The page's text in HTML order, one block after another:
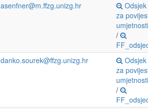
asenfner@m.ffzg.unizg.hr
Odsjek
za
umjetnosti
/
danko.sourek@ffzg.unizg.hr
Odsjek
za
umjetnosti
/